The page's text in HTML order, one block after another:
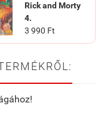
Rick and Morty
4.
3 990 Ft